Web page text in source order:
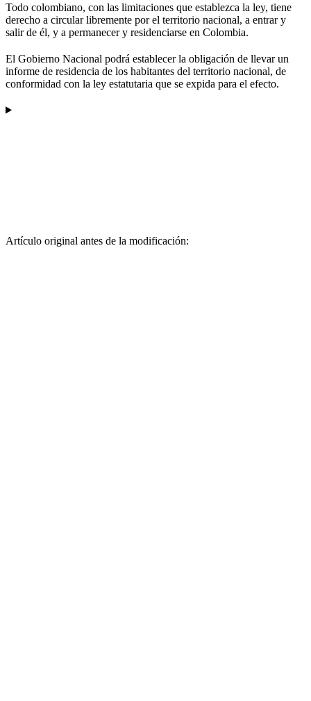
Todo colombiano, con las limitaciones que establezca la ley, tiene
derecho a circular libremente por el territorio nacional, a entrar y
salir de él, y a permanecer y residenciarse en Colombia.
El Gobierno Nacional podrá establecer la obligación de llevar un
informe de residencia de los habitantes del territorio nacional, de
conformidad con la ley estatutaria que se expida para el efecto.
Artículo original antes de la modificación: